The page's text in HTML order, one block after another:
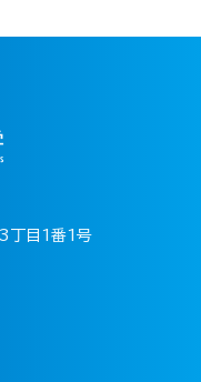
丁目1番1号